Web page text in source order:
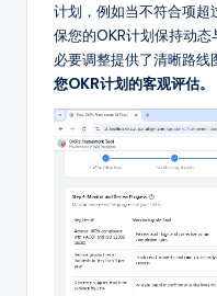
计划，例如当不符合项超
保您的OKR计划保持动
必要调整提供了清晰路线
您OKR计划的客观评估。